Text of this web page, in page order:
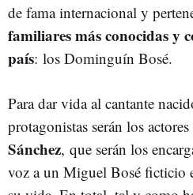
de fama internacional y
familiares más conocidas y
país: los Dominguín Bosé.
Para dar vida al cantante
protagonistas serán los actores
Sánchez, que serán los
voz a un Miguel Bosé ficticio